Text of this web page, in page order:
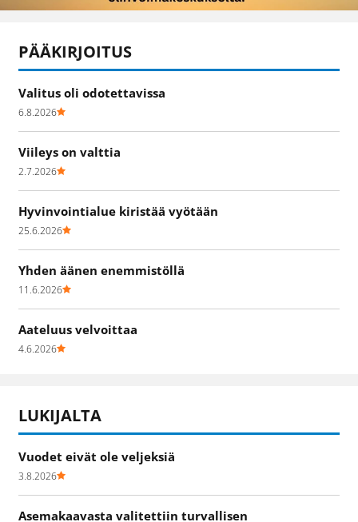
PÄÄKIRJOITUS
Valitus oli odotettavissa
6.8.2026
Viileys on valttia
2.7.2026
Hyvinvointialue kiristää vyötään
25.6.2026
Yhden äänen enemmistöllä
11.6.2026
Aateluus velvoittaa
4.6.2026
LUKIJALTA
Vuodet eivät ole veljeksiä
3.8.2026
Asemakaavasta valitettiin turvallisen